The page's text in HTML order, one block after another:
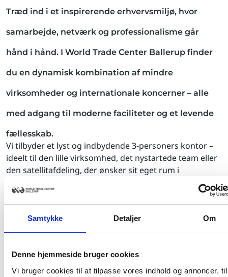
Samtykke Detaljer Om
Denne hjemmeside bruger cookies
Vi bruger cookies til at tilpasse vores indhold og annoncer,
Træd ind i et inspirerende erhvervsmiljø, hvor
samarbejde, netværk og professionalisme går
hånd i hånd. I World Trade Center Ballerup finder
du en dynamisk kombination af mindre
virksomheder og internationale koncerner – alle
med adgang til moderne faciliteter og et levende
fællesskab.
Vi tilbyder et lyst og indbydende 3-personers kontor –
ideelt til den lille virksomhed, det nystartede team eller
den satellitafdeling, der ønsker sit eget rum i
arbejdsro og nærhed til fællesarealer, hvor du kan
møde andre virksomheder og udvide dit netværk.
Som lejer får I adgang til alle World Trade Center
Restaurant, møde-, og konferencefaciliteter